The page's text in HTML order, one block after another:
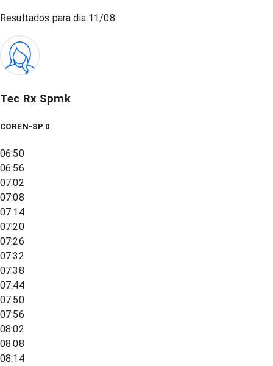
Resultados para dia 11/08
Tec Rx Spmk
COREN-SP 0
06:50
06:56
07:02
07:08
07:14
07:20
07:26
07:32
07:38
07:44
07:50
07:56
08:02
08:08
08:14